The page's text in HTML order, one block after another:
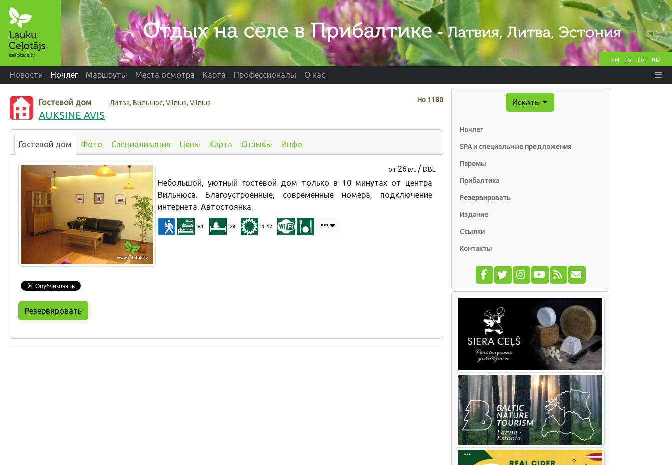
EN LV DE RU
Новости Ночлег Маршруты Места осмотра Карта Профессионалы О нас
Нo 1180
Гостевой дом Литва, Вильнюс, Vilnius, Vilnius
AUKSINE AVIS
Гостевой дом Фото Специализация Цены Карта Отзывы Инфо
от 26 LVL /DBL
Небольшой, уютный гостевой дом только в 10 минутах от центра
Вильнюса. Благоустроенные, современные номера, подключение
интернета. Автостоянка.
61 28 1-12
Резервировать
Искать
Ночлег
SPA и специальные предложения
Паромы
Прибалтика
Резервировать
Издание
Ссылки
Контакты